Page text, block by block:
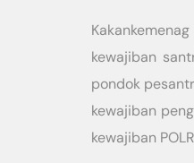
kewajiban
pondok
kewajiban
kewajiban